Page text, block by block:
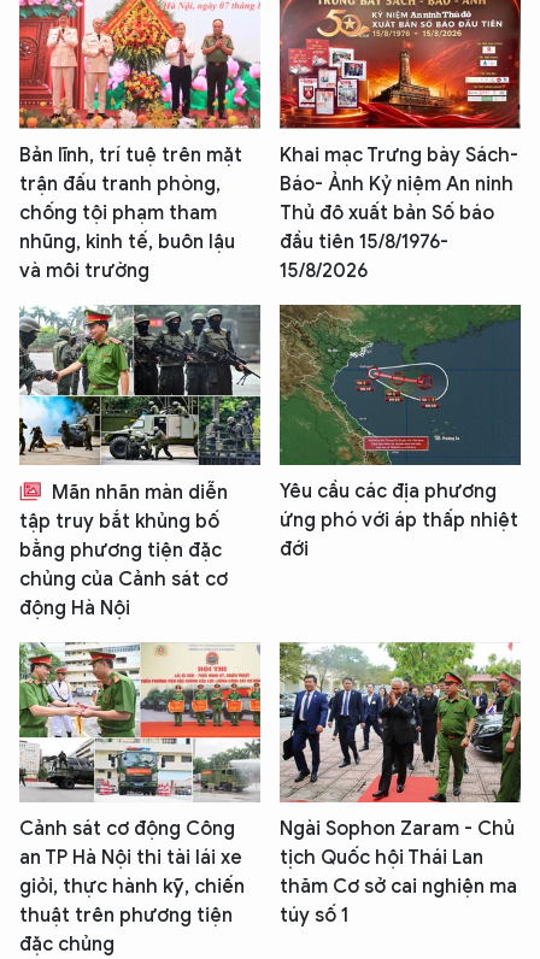
Bản lĩnh, trí tuệ trên mặt
trận đấu tranh phòng,
chống tội phạm tham
nhũng, kinh tế, buôn lậu
và môi trường
Khai mạc Trưng bày Sách-
Báo- Ảnh Kỷ niệm An ninh
Thủ đô xuất bản Số báo
đầu tiên 15/8/1976-
15/8/2026
Mãn nhãn màn diễn
tập truy bắt khủng bố
bằng phương tiện đặc
chủng của Cảnh sát cơ
động Hà Nội
Yêu cầu các địa phương
ứng phó với áp thấp nhiệt
đới
Cảnh sát cơ động Công
an TP Hà Nội thi tài lái xe
giỏi, thực hành kỹ, chiến
thuật trên phương tiện
đặc chủng
Ngài Sophon Zaram - Chủ
tịch Quốc hội Thái Lan
thăm Cơ sở cai nghiện ma
túy số 1
XIN CHÀO,
TÔI LÀ CHATBOT CỦA
Hãy hỏi tôi bất kỳ điều gì bạn cần biết về
An Ninh Thủ Đô nhé. Tôi sẵn sàng hỗ trợ!